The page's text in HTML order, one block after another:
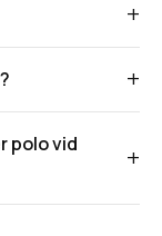
polo vid